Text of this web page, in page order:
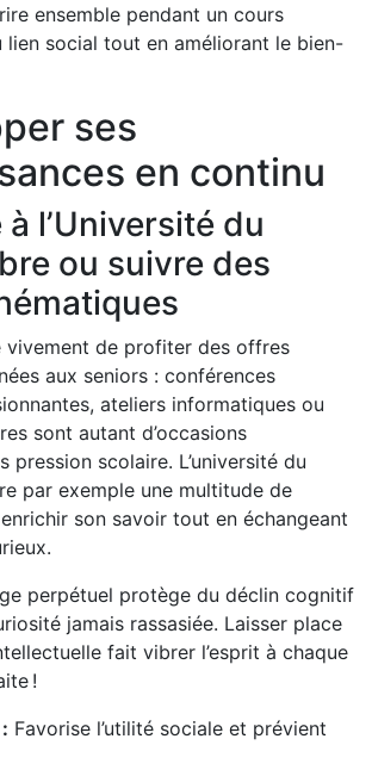
ensemble pendant un cours
social tout en améliorant le bien-
ses
en continu
à l’Université du
ou suivre des
vivement de profiter des offres
aux seniors : conférences
ateliers informatiques ou
sont autant d’occasions
pression scolaire. L’université du
par exemple une multitude de
son savoir tout en échangeant
perpétuel protège du déclin cognitif
jamais rassasiée. Laisser place
fait vibrer l’esprit à chaque
!
Favorise l’utilité sociale et prévient